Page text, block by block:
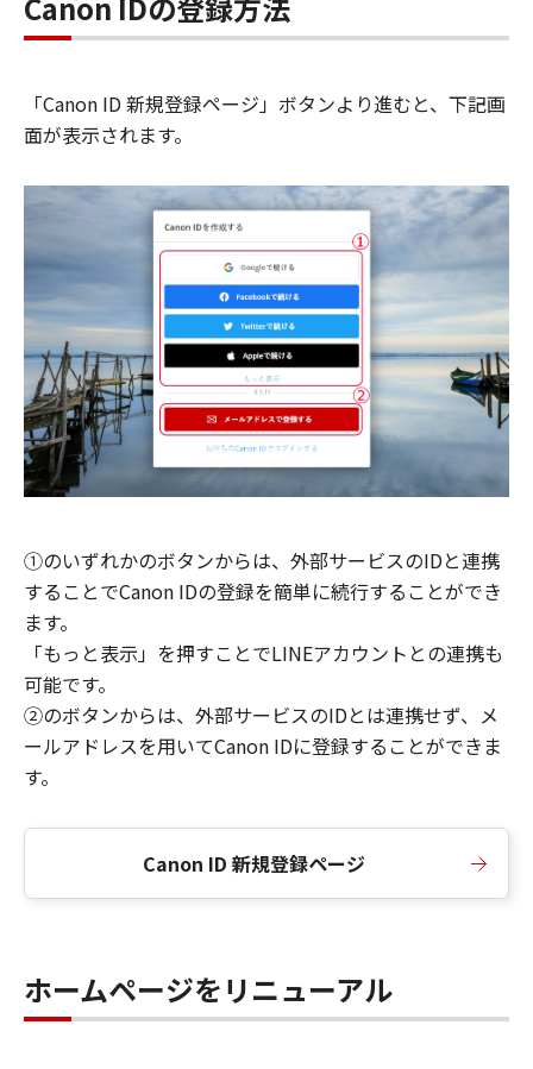
「Canon ID 新規登録ページ」ボタンより進むと、下記画
面が表示されます。
①のいずれかのボタンからは、外部サービスのIDと連携
することでCanon IDの登録を簡単に続行することができ
ます。
「もっと表示」を押すことでLINEアカウントとの連携も
可能です。
②のボタンからは、外部サービスのIDとは連携せず、メ
ールアドレスを用いてCanon IDに登録することができま
す。
Canon ID 新規登録ページ
ホームページをリニューアル